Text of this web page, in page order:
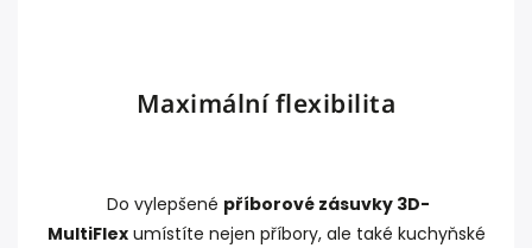
Maximální flexibilita
Do vylepšené příborové zásuvky 3D-
MultiFlexumístíte nejen příbory, ale také kuchyňské